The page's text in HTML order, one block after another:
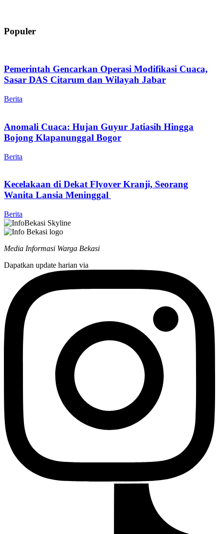
Populer
Pemerintah Gencarkan Operasi Modifikasi Cuaca,
Sasar DAS Citarum dan Wilayah Jabar
Berita
Anomali Cuaca: Hujan Guyur Jatiasih Hingga
Bojong Klapanunggal Bogor
Berita
Kecelakaan di Dekat Flyover Kranji, Seorang
Wanita Lansia Meninggal
Berita
Media Informasi Warga Bekasi
Dapatkan update harian via